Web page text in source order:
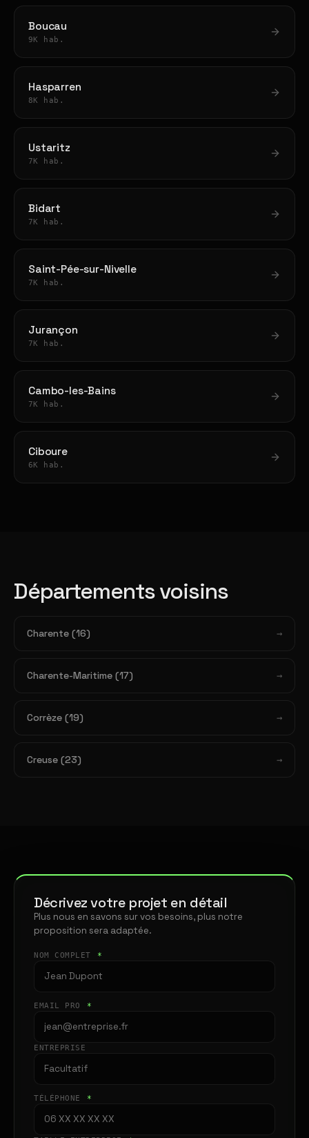
Boucau
9K hab.
Hasparren
8K hab.
Ustaritz
7K hab.
Bidart
7K hab.
Saint-Pée-sur-Nivelle
7K hab.
Jurançon
7K hab.
Cambo-les-Bains
7K hab.
Ciboure
6K hab.
Départements voisins
Charente (16)
Charente-Maritime (17)
Corrèze (19)
Creuse (23)
Décrivez votre projet en détail
Plus nous en savons sur vos besoins, plus notre
proposition sera adaptée.
NOM COMPLET *
EMAIL PRO *
ENTREPRISE
TÉLÉPHONE *